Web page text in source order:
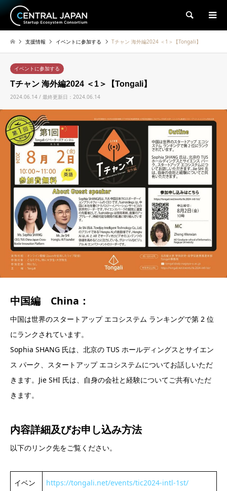
検索
支援情報 イベントに参加する Tチャン 海外編2024 ＜1＞【Tongali】
イベントに参加する
Tチャン 海外編2024 ＜1＞【Tongali】
2024.06.14 / 最終更新日：2024.06.14
中国編 China：
中国は世界のスタートアップ エコシステム ランキングで第 2 位
にランクされています。
Sophia SHANG 氏は、北京の TUS ホールディングスとサイエン
ス パーク、スタートアップ エコシステムについてお話しいただ
きます。Jie SHI 氏は、自身の会社と経験についてご共有いただ
きます。
内容詳細及びお申し込み方法
以下のリンク先をご覧ください。
イベン
https://tongali.net/events/tic2024-intl-1st/